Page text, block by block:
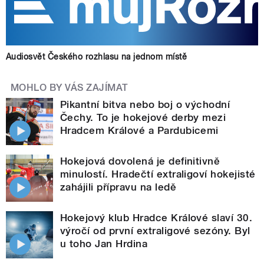
Audiosvět Českého rozhlasu na jednom místě
MOHLO BY VÁS ZAJÍMAT
Pikantní bitva nebo boj o východní
Čechy. To je hokejové derby mezi
Hradcem Králové a Pardubicemi
Hokejová dovolená je definitivně
minulostí. Hradečtí extraligoví hokejisté
zahájili přípravu na ledě
Hokejový klub Hradce Králové slaví 30.
výročí od první extraligové sezóny. Byl
u toho Jan Hrdina